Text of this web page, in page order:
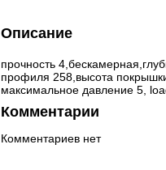
Описание
прочность
профиля 258,высота
максимальное давление 5,
Комментарии
Комментариев нет